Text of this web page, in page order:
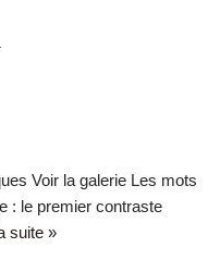
Voir la galerie Les mots
: le premier contraste
suite »